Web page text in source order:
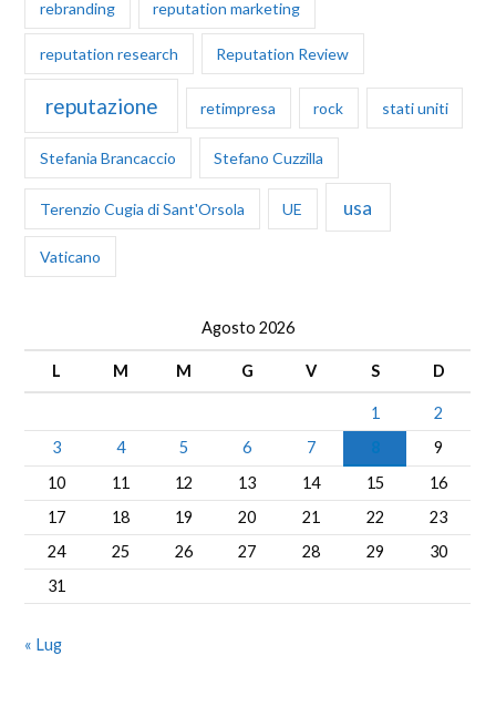
rebranding reputation marketing
reputation research Reputation Review
reputazione retimpresa rock stati uniti
Stefania Brancaccio Stefano Cuzzilla
Terenzio Cugia di Sant'Orsola UE usa
Vaticano
Agosto 2026
L M M G V S D
1
2
3
4 5 6 7 8
9
10
11 12 13 14 15
16
17
18 19 20 21 22
23
24
25 26 27 28 29
30
31
« Lug